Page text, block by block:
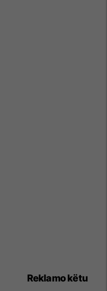
Reklamo këtu